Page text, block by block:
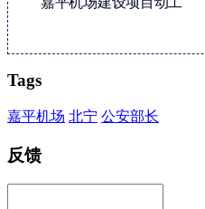
Tags
嘉平机场 北宁 公安部长
反馈